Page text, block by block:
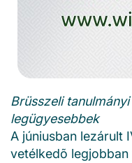
Brüsszeli
legügyesebbek
A júniusban lezárult
vetélkedõ legjobban